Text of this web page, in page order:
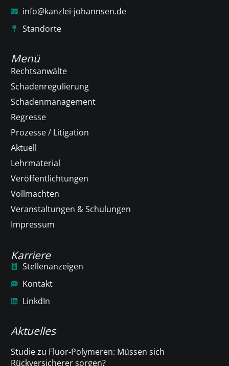
info@kanzlei-johannsen.de
Standorte
Menü
Rechtsanwälte
Schadenregulierung
Schadenmanagement
Regresse
Prozesse / Litigation
Aktuell
Lehrmaterial
Veröffentlichtungen
Vollmachten
Veranstaltungen & Schulungen
Impressum
Karriere
Stellenanzeigen
Kontakt
LinkdIn
Aktuelles
Studie zu Fluor-Polymeren: Müssen sich
Rückversicherer sorgen?